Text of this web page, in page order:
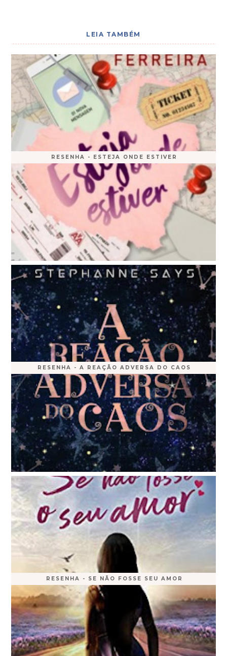
LEIA TAMBÉM
RESENHA - ESTEJA ONDE ESTIVER
RESENHA - A REAÇÃO ADVERSA DO CAOS
RESENHA - SE NÃO FOSSE SEU AMOR